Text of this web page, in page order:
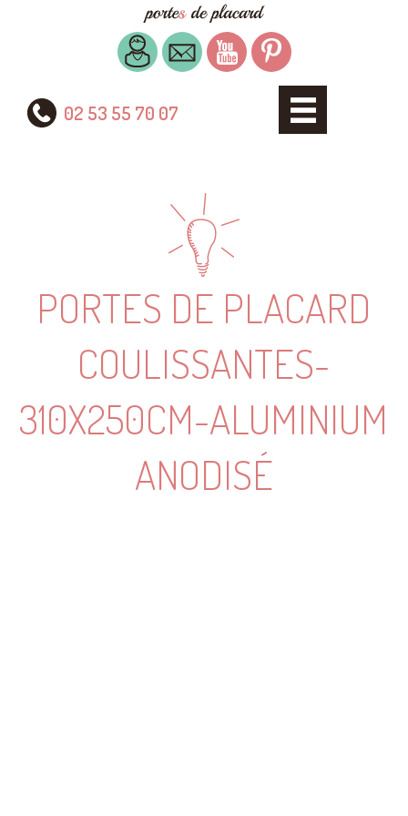
02 53 55 70 07
PORTES DE PLACARD
COULISSANTES-
310X250CM-ALUMINIUM
ANODISÉ